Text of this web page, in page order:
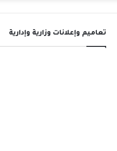
تعاميم وإعلانات وزارية وإدارية